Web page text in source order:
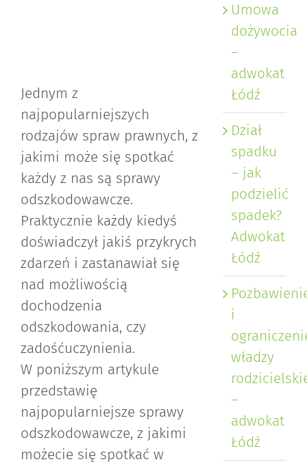
Jednym z
najpopularniejszych
rodzajów spraw prawnych, z
jakimi może się spotkać
każdy z nas są sprawy
odszkodowawcze.
Praktycznie każdy kiedyś
doświadczył jakiś przykrych
zdarzeń i zastanawiał się
nad możliwością
dochodzenia
odszkodowania, czy
zadośćuczynienia.
W poniższym artykule
przedstawię
najpopularniejsze sprawy
odszkodowawcze, z jakimi
możecie się spotkać w
Umowa
dożywocia
–
adwokat
Łódź
Dział
spadku
– jak
podzielić
spadek?
Adwokat
Łódź
i
władzy
–
adwokat
Łódź